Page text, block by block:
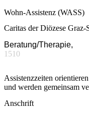
Wohn-Assistenz (WASS)
Caritas der Diözese Graz-
Beratung/Therapie,
1510
Assistenzzeiten
und werden gemeinsam
Anschrift